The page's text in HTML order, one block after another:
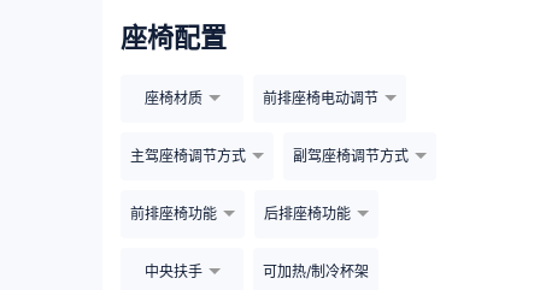
座椅配置
座椅材质 前排座椅电动调节
主驾座椅调节方式 副驾座椅调节方式
前排座椅功能 后排座椅功能
中央扶手 可加热/制冷杯架